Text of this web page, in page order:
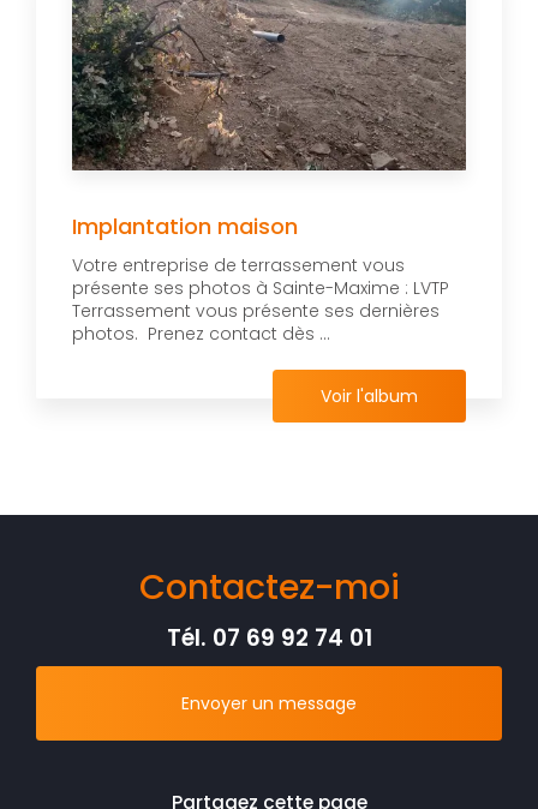
Implantation maison
Votre entreprise de terrassement vous
présente ses photos à Sainte-Maxime : LVTP
Terrassement vous présente ses dernières
photos. Prenez contact dès ...
Voir l'album
Contactez-moi
Tél. 07 69 92 74 01
Envoyer un message
Partagez cette page